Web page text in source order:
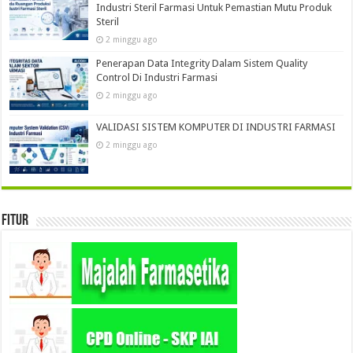
Industri Steril Farmasi Untuk Pemastian Mutu Produk
Steril
2 minggu ago
Penerapan Data Integrity Dalam Sistem Quality
Control Di Industri Farmasi
2 minggu ago
VALIDASI SISTEM KOMPUTER DI INDUSTRI FARMASI
2 minggu ago
Fitur